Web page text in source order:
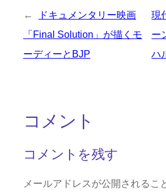
←
ドキュメンタリー映画
「Final Solution」が描くモ
ーディーとBJP
現
ー
ハ
コメント
コメントを残す
メールアドレスが公開されるこ